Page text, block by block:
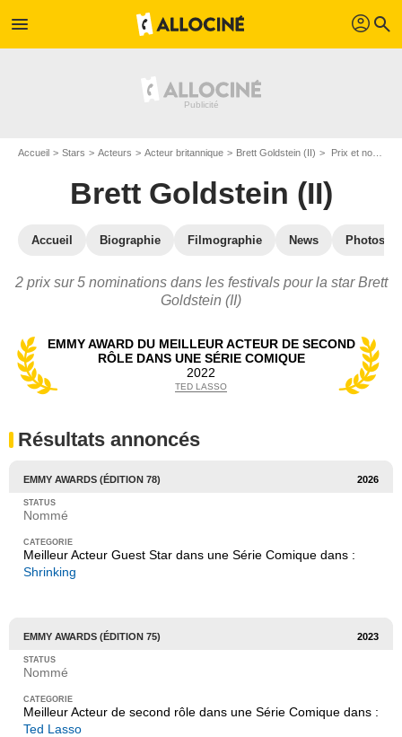
menu profil search
Accueil Stars Acteurs Acteur britannique Brett Goldstein (II) Prix et nominations de Brett Goldstein (II)
Brett Goldstein (II)
Accueil Biographie Filmographie News Photos
2 prix sur 5 nominations dans les festivals pour la star Brett
Goldstein (II)
EMMY AWARD DU MEILLEUR ACTEUR DE SECOND
RÔLE DANS UNE SÉRIE COMIQUE
2022
TED LASSO
Résultats annoncés
EMMY AWARDS (ÉDITION 78) 2026
Nommé
Meilleur Acteur Guest Star dans une Série Comique dans :
Shrinking
EMMY AWARDS (ÉDITION 75) 2023
Nommé
Meilleur Acteur de second rôle dans une Série Comique dans :
Ted Lasso